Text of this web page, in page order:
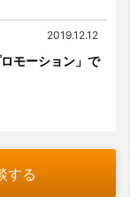
2019.12.12
モーション」で
する